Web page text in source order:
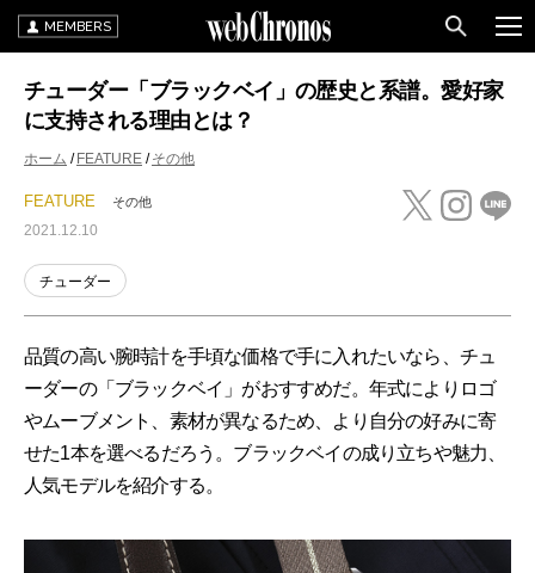
MEMBERS
チューダー「ブラックベイ」の歴史と系譜。愛好家
に支持される理由とは？
ホーム FEATURE その他
FEATURE その他
2021.12.10
チューダー
品質の高い腕時計を手頃な価格で手に入れたいなら、チュ
ーダーの「ブラックベイ」がおすすめだ。年式によりロゴ
やムーブメント、素材が異なるため、より自分の好みに寄
せた1本を選べるだろう。ブラックベイの成り立ちや魅力、
人気モデルを紹介する。